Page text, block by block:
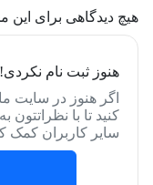
هیچ دیدگاهی برای این
هنوز ثبت نام نکردی!
اگر هنوز در سایت
کنید تا با نظراتتون
سایر کاربران کمک